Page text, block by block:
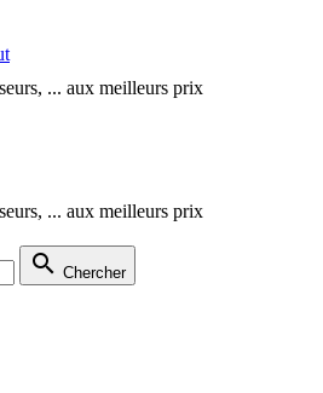
... aux meilleurs prix
... aux meilleurs prix
 Chercher